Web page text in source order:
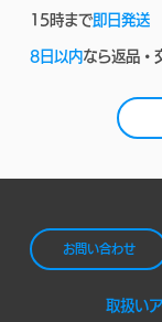
15時まで即日発送
8日以内なら返品・
お問い合わせ
取扱い